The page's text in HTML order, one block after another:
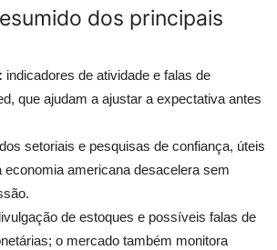
dos principais
indicadores de atividade e falas de
que ajudam a ajustar a expectativa antes
setoriais e pesquisas de confiança, úteis
economia americana desacelera sem
de estoques e possíveis falas de
o mercado também monitora